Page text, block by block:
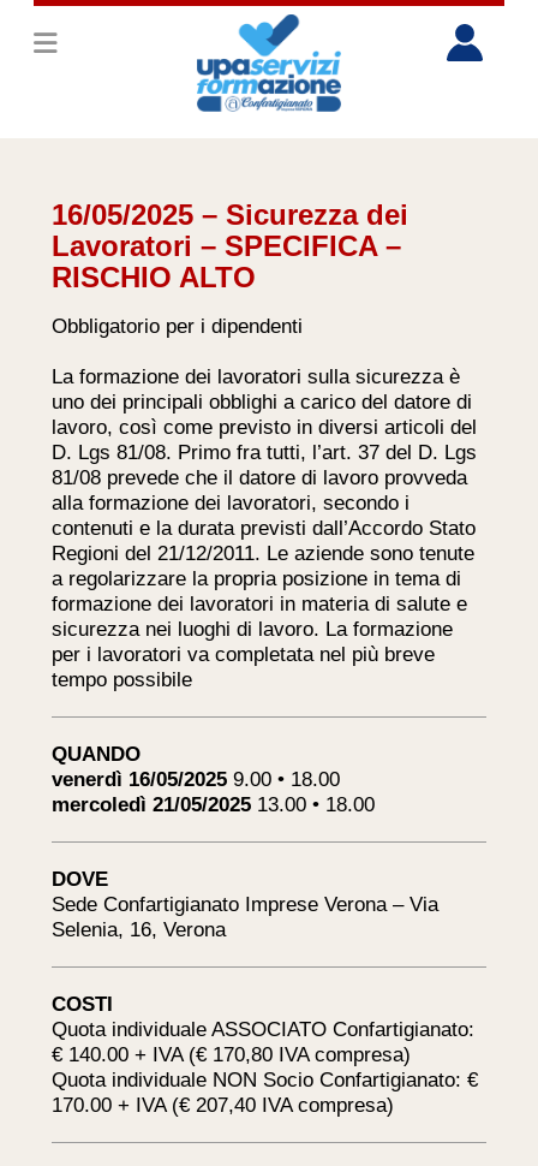
16/05/2025 – Sicurezza dei
Lavoratori – SPECIFICA –
RISCHIO ALTO
Obbligatorio per i dipendenti
La formazione dei lavoratori sulla sicurezza è
uno dei principali obblighi a carico del datore di
lavoro, così come previsto in diversi articoli del
D. Lgs 81/08. Primo fra tutti, l’art. 37 del D. Lgs
81/08 prevede che il datore di lavoro provveda
alla formazione dei lavoratori, secondo i
contenuti e la durata previsti dall’Accordo Stato
Regioni del 21/12/2011. Le aziende sono tenute
a regolarizzare la propria posizione in tema di
formazione dei lavoratori in materia di salute e
sicurezza nei luoghi di lavoro. La formazione
per i lavoratori va completata nel più breve
tempo possibile
QUANDO
venerdì 16/05/2025 9.00 • 18.00
mercoledì 21/05/2025 13.00 • 18.00
DOVE
Sede Confartigianato Imprese Verona – Via
Selenia, 16, Verona
COSTI
Quota individuale ASSOCIATO Confartigianato:
€ 140.00 + IVA (€ 170,80 IVA compresa)
Quota individuale NON Socio Confartigianato: €
170.00 + IVA (€ 207,40 IVA compresa)